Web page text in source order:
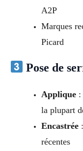
A2P
Marques
Picard
Pose de
Applique:
la plupart
Encastrée:
récentes